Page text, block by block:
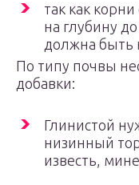
так как
на глубину
должна быть
По типу почвы
добавки:
Глинистой
низинный
известь,